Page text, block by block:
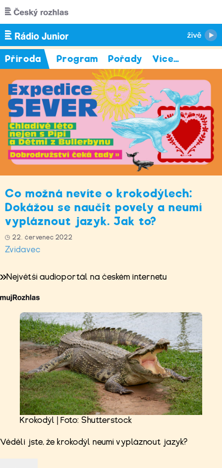
Přejít k hlavnímu obsahu
Příroda Program Pořady Více…
Co možná nevíte o krokodýlech:
Dokážou se naučit povely a neumí
vypláznout jazyk. Jak to?
22. červenec 2022
Zvídavec
Největší audioportál na českém internetu
Krokodýl | Foto: Shutterstock
Věděli jste, že krokodýl neumí vypláznout jazyk?